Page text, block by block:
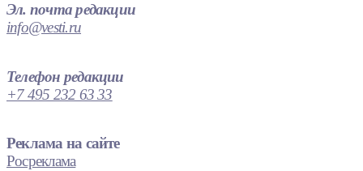
Эл. почта редакции
info@vesti.ru
Телефон редакции
+7 495 232 63 33
Реклама на сайте
Росреклама